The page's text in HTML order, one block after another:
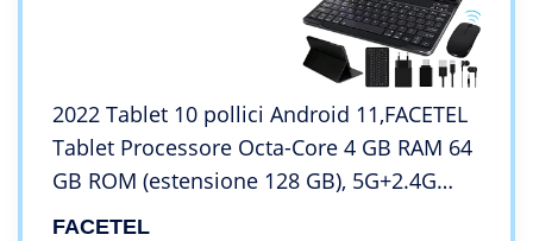
2022 Tablet 10 pollici Android 11,FACETEL
Tablet Processore Octa-Core 4 GB RAM 64
GB ROM (estensione 128 GB), 5G+2.4G
WiFi ,5MP+8MP ,Schermo IPS HD
FACETEL